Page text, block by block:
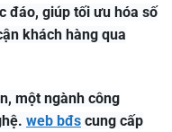
đáo, giúp tối ưu hóa số
khách hàng qua
một ngành công
web bđs cung cấp